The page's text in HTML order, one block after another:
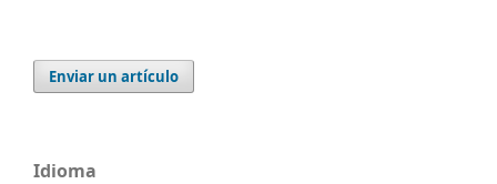
Enviar un artículo
Idioma